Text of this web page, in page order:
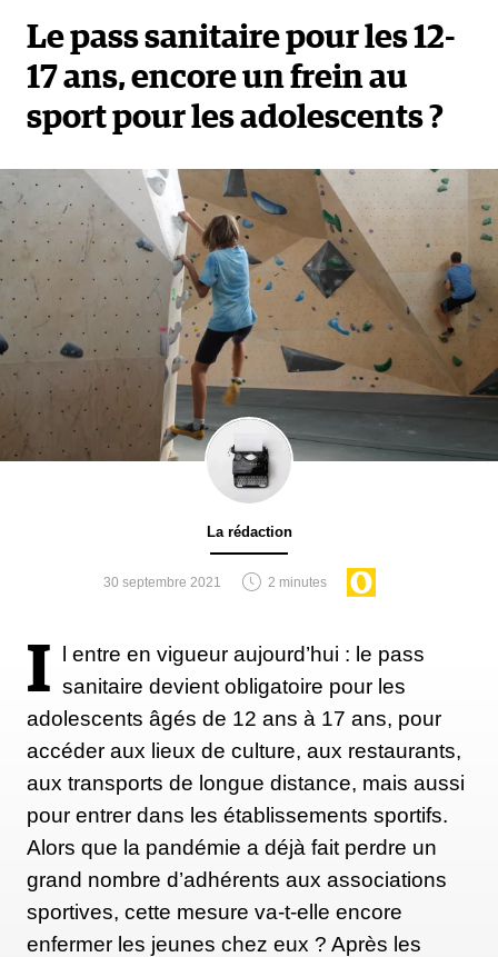
Le pass sanitaire pour les 12-
17 ans, encore un frein au
sport pour les adolescents ?
La rédaction
30 septembre 2021 2 minutes
I l entre en vigueur aujourd’hui : le pass
sanitaire devient obligatoire pour les
adolescents âgés de 12 ans à 17 ans, pour
accéder aux lieux de culture, aux restaurants,
aux transports de longue distance, mais aussi
pour entrer dans les établissements sportifs.
Alors que la pandémie a déjà fait perdre un
grand nombre d’adhérents aux associations
sportives, cette mesure va-t-elle encore
enfermer les jeunes chez eux ? Après les